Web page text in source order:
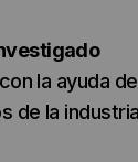
la ayuda de
de la industria